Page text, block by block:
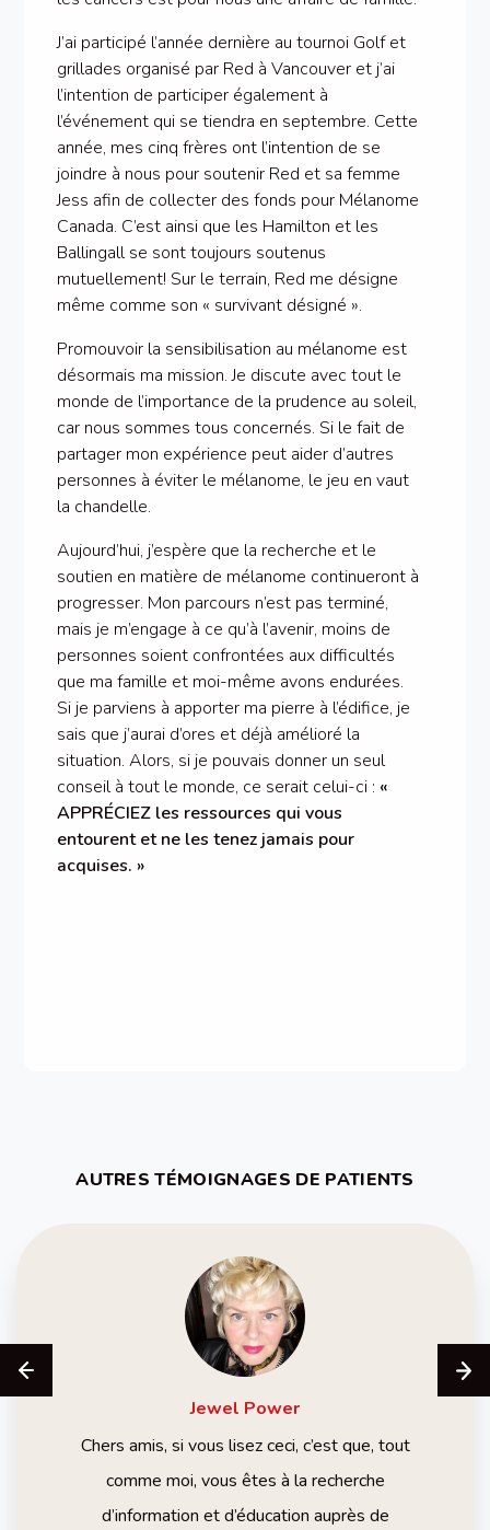
J’ai participé l’année dernière au tournoi Golf et
grillades organisé par Red à Vancouver et j’ai
l’intention de participer également à
l’événement qui se tiendra en septembre. Cette
année, mes cinq frères ont l’intention de se
joindre à nous pour soutenir Red et sa femme
Jess afin de collecter des fonds pour Mélanome
Canada. C’est ainsi que les Hamilton et les
Ballingall se sont toujours soutenus
mutuellement! Sur le terrain, Red me désigne
même comme son « survivant désigné ».
Promouvoir la sensibilisation au mélanome est
désormais ma mission. Je discute avec tout le
monde de l’importance de la prudence au soleil,
car nous sommes tous concernés. Si le fait de
partager mon expérience peut aider d’autres
personnes à éviter le mélanome, le jeu en vaut
la chandelle.
Aujourd’hui, j’espère que la recherche et le
soutien en matière de mélanome continueront à
progresser. Mon parcours n’est pas terminé,
mais je m’engage à ce qu’à l’avenir, moins de
personnes soient confrontées aux difficultés
que ma famille et moi-même avons endurées.
Si je parviens à apporter ma pierre à l’édifice, je
sais que j’aurai d’ores et déjà amélioré la
situation. Alors, si je pouvais donner un seul
conseil à tout le monde, ce serait celui-ci : «
APPRÉCIEZ les ressources qui vous
entourent et ne les tenez jamais pour
acquises. »
AUTRES TÉMOIGNAGES DE PATIENTS
Jewel Power
Chers amis, si vous lisez ceci, c’est que, tout
comme moi, vous êtes à la recherche
d’information et d’éducation auprès de